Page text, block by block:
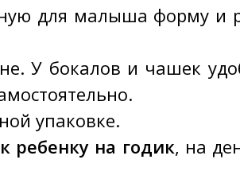
для малыша форму и
У бокалов и чашек
упаковке.
ребенку на годик, на